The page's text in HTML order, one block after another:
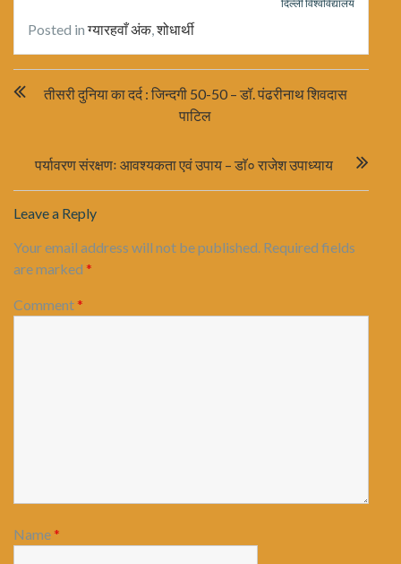
दिल्ली विश्वविद्यालय
Posted inग्यारहवाँ अंक,शोधार्थी
navigation
तीसरी दुनिया का दर्द : जिन्दगी 50-50 – डॉ. पंढरीनाथ शिवदास
पाटिल
पर्यावरण संरक्षणः आवश्यकता एवं उपाय – डाॅ० राजेश उपाध्याय
Leave a Reply
Your email address will not be published. Required fields
are marked *
Comment*
Name*